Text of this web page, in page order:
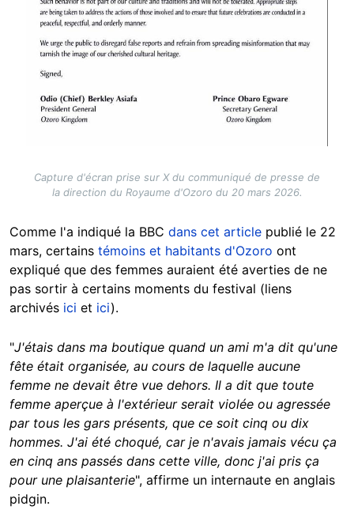
Capture d'écran prise sur X du communiqué de presse de
la direction du Royaume d'Ozoro du 20 mars 2026.
Comme l'a indiqué la BBC dans cet article publié le 22
mars, certains témoins et habitants d'Ozoro ont
expliqué que des femmes auraient été averties de ne
pas sortir à certains moments du festival (liens
archivés ici et ici).
"J'étais dans ma boutique quand un ami m'a dit qu'une
fête était organisée, au cours de laquelle aucune
femme ne devait être vue dehors. Il a dit que toute
femme aperçue à l'extérieur serait violée ou agressée
par tous les gars présents, que ce soit cinq ou dix
hommes. J'ai été choqué, car je n'avais jamais vécu ça
en cinq ans passés dans cette ville, donc j'ai pris ça
pour une plaisanterie", affirme un internaute en anglais
pidgin.